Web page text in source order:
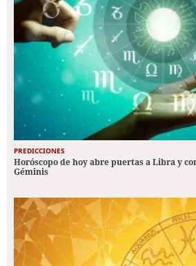
PREDICCIONES
Horóscopo de hoy abre puertas a Libra y
Géminis